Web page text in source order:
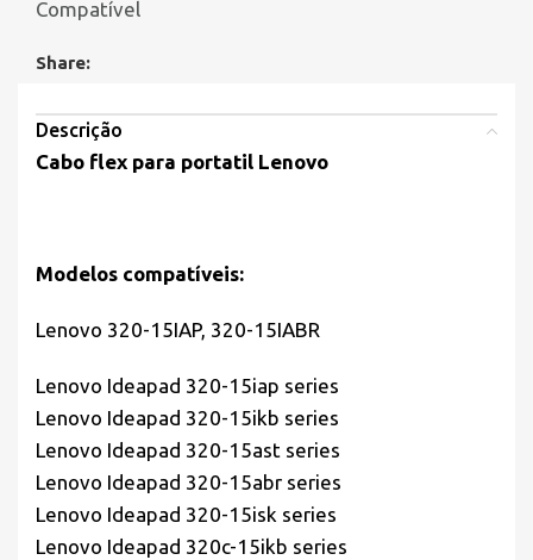
Compatível
Share:
Descrição
Cabo flex para portatil Lenovo
Modelos compatíveis:
Lenovo 320-15IAP, 320-15IABR
Lenovo Ideapad 320-15iap series
Lenovo Ideapad 320-15ikb series
Lenovo Ideapad 320-15ast series
Lenovo Ideapad 320-15abr series
Lenovo Ideapad 320-15isk series
Lenovo Ideapad 320c-15ikb series